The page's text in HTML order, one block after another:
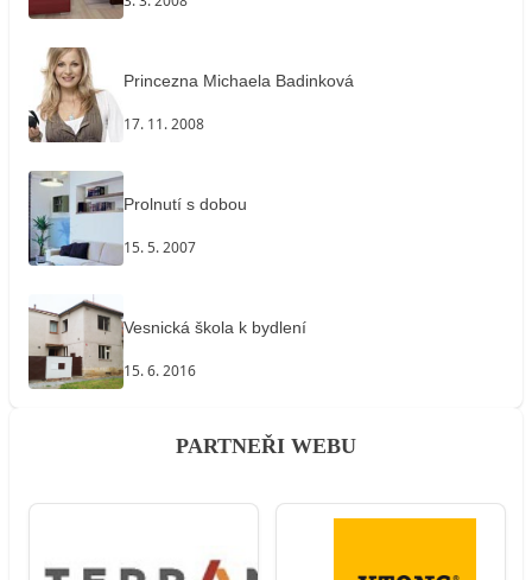
Princezna Michaela Badinková
17. 11. 2008
Prolnutí s dobou
15. 5. 2007
Vesnická škola k bydlení
15. 6. 2016
PARTNEŘI WEBU